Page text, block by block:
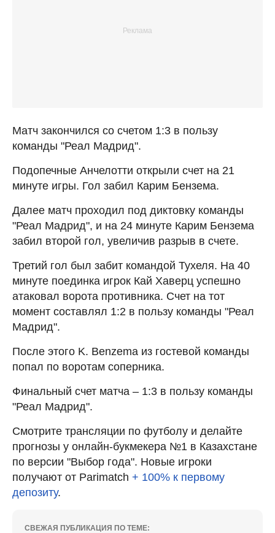
Матч закончился со счетом 1:3 в пользу
команды "Реал Мадрид".
Подопечные Анчелотти открыли счет на 21
минуте игры. Гол забил Карим Бензема.
Далее матч проходил под диктовку команды
"Реал Мадрид", и на 24 минуте Карим Бензема
забил второй гол, увеличив разрыв в счете.
Третий гол был забит командой Тухеля. На 40
минуте поединка игрок Кай Хаверц успешно
атаковал ворота противника. Счет на тот
момент составлял 1:2 в пользу команды "Реал
Мадрид".
После этого K. Benzema из гостевой команды
попал по воротам соперника.
Финальный счет матча – 1:3 в пользу команды
"Реал Мадрид".
Смотрите трансляции по футболу и делайте
прогнозы у онлайн-букмекера №1 в Казахстане
по версии "Выбор года". Новые игроки
получают от Parimatch + 100% к первому
депозиту.
СВЕЖАЯ ПУБЛИКАЦИЯ ПО ТЕМЕ: